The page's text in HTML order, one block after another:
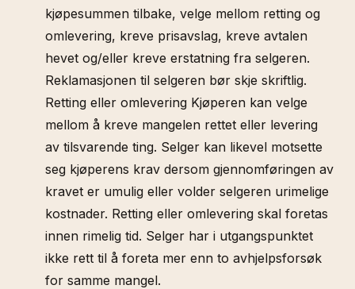
kjøpesummen tilbake, velge mellom retting og
omlevering, kreve prisavslag, kreve avtalen
hevet og/eller kreve erstatning fra selgeren.
Reklamasjonen til selgeren bør skje skriftlig.
Retting eller omlevering Kjøperen kan velge
mellom å kreve mangelen rettet eller levering
av tilsvarende ting. Selger kan likevel motsette
seg kjøperens krav dersom gjennomføringen av
kravet er umulig eller volder selgeren urimelige
kostnader. Retting eller omlevering skal foretas
innen rimelig tid. Selger har i utgangspunktet
ikke rett til å foreta mer enn to avhjelpsforsøk
for samme mangel.